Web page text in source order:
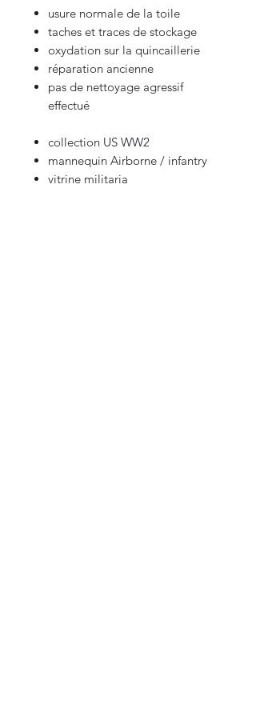
usure normale de la toile
taches et traces de stockage
oxydation sur la quincaillerie
réparation ancienne
pas de nettoyage agressif
effectué
collection US WW2
mannequin Airborne / infantry
vitrine militaria